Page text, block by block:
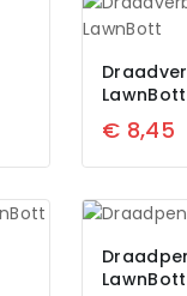
€ 8,45